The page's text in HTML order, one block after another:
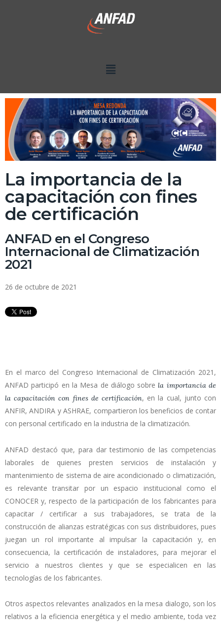
La importancia de la
capacitación con fines
de certificación
ANFAD en el Congreso
Internacional de Climatización
2021
26 de octubre de 2021
En el marco del Congreso Internacional de Climatización 2021,
ANFAD participó en la Mesa de diálogo sobrela importancia de
la capacitación con fines de certificación, en la cual, junto con
ANFIR, ANDIRA y ASHRAE, compartieron los beneficios de contar
con personal certificado en la industria de la climatización.
ANFAD destacó que, para dar testimonio de las competencias
laborales de quienes presten servicios de instalación y
mantenimiento de sistema de aire acondicionado o climatización,
es relevante transitar por un espacio institucional como el
CONOCER y, respecto de la participación de los fabricantes para
capacitar / certificar a sus trabajadores, se trata de la
construcción de alianzas estratégicas con sus distribuidores, pues
juegan un rol importante al impulsar la capacitación y, en
consecuencia, la certificación de instaladores, para mejorar el
servicio a nuestros clientes y que se especialicen en las
tecnologías de los fabricantes.
Otros aspectos relevantes analizados en la mesa dialogo, son los
relativos a la eficiencia energética y el medio ambiente, toda vez